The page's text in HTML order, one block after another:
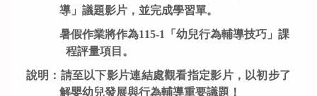
導」議題影片 ， 並完成學習單。
暑假作業將作為115-1「幼兒行為輔導技巧」課
程評量項目 。
說明：請至以下影片連結處觀看指定影片，以初步了
解嬰幼兒發展與行為輔導重要議題！